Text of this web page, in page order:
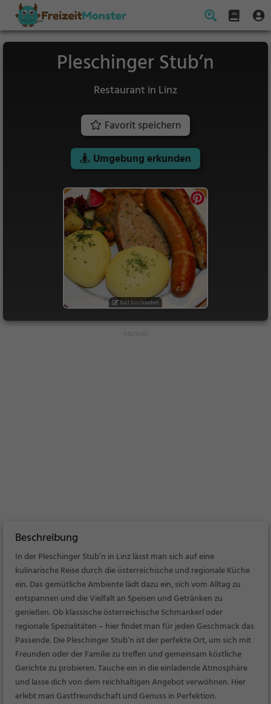
Pleschinger Stub’n
Restaurant in Linz
Favorit speichern
Umgebung erkunden
Bild hochladen
Beschreibung
In der Pleschinger Stub’n in Linz lässt man sich auf eine
kulinarische Reise durch die österreichische und regionale Küche
ein. Das gemütliche Ambiente lädt dazu ein, sich vom Alltag zu
entspannen und die Vielfalt an Speisen und Getränken zu
genießen. Ob klassische österreichische Schmankerl oder
regionale Spezialitäten – hier findet man für jeden Geschmack das
Passende. Die Pleschinger Stub’n ist der perfekte Ort, um sich mit
Freunden oder der Familie zu treffen und gemeinsam köstliche
Gerichte zu probieren. Tauche ein in die einladende Atmosphäre
und lasse dich von dem reichhaltigen Angebot verwöhnen. Hier
erlebt man Gastfreundschaft und Genuss in Perfektion.